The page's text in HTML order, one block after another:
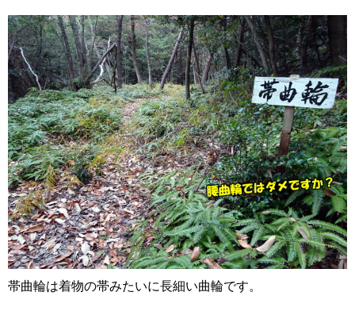
帯曲輪は着物の帯みたいに長細い曲輪です。